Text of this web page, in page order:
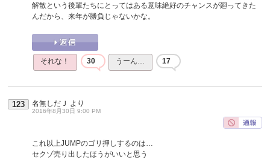
解散という後輩たちにとってはある意味絶好のチャンスが廻ってきた
んだから、来年が勝負じゃないかな。
それな！ 30 うーん… 17
123 名無しだＪ より
2016年8月30日 9:00 PM
これ以上JUMPのゴリ押しするのは…
セクゾ売り出したほうがいいと思う